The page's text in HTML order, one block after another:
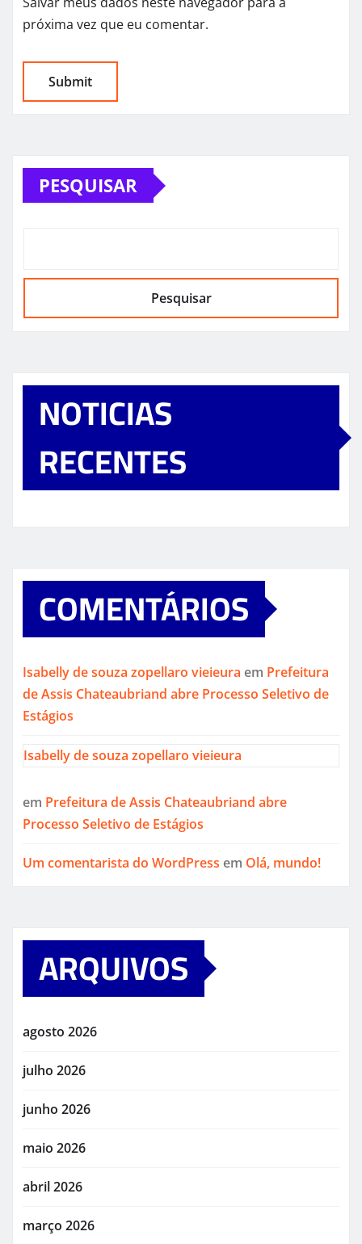
próxima vez que eu comentar.
PESQUISAR
Pesquisar
NOTICIAS
RECENTES
COMENTÁRIOS
Isabelly de souza zopellaro vieieura em Prefeitura
de Assis Chateaubriand abre Processo Seletivo de
Estágios
Isabelly de souza zopellaro vieieura
em Prefeitura de Assis Chateaubriand abre
Processo Seletivo de Estágios
Um comentarista do WordPress em Olá, mundo!
ARQUIVOS
agosto 2026
julho 2026
junho 2026
maio 2026
abril 2026
março 2026